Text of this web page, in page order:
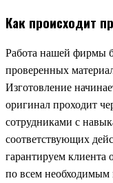
Как происходит
Работа нашей фирмы
проверенных
Изготовление
оригинал проходит
сотрудниками с
соответствующих
гарантируем
по всем необходимым